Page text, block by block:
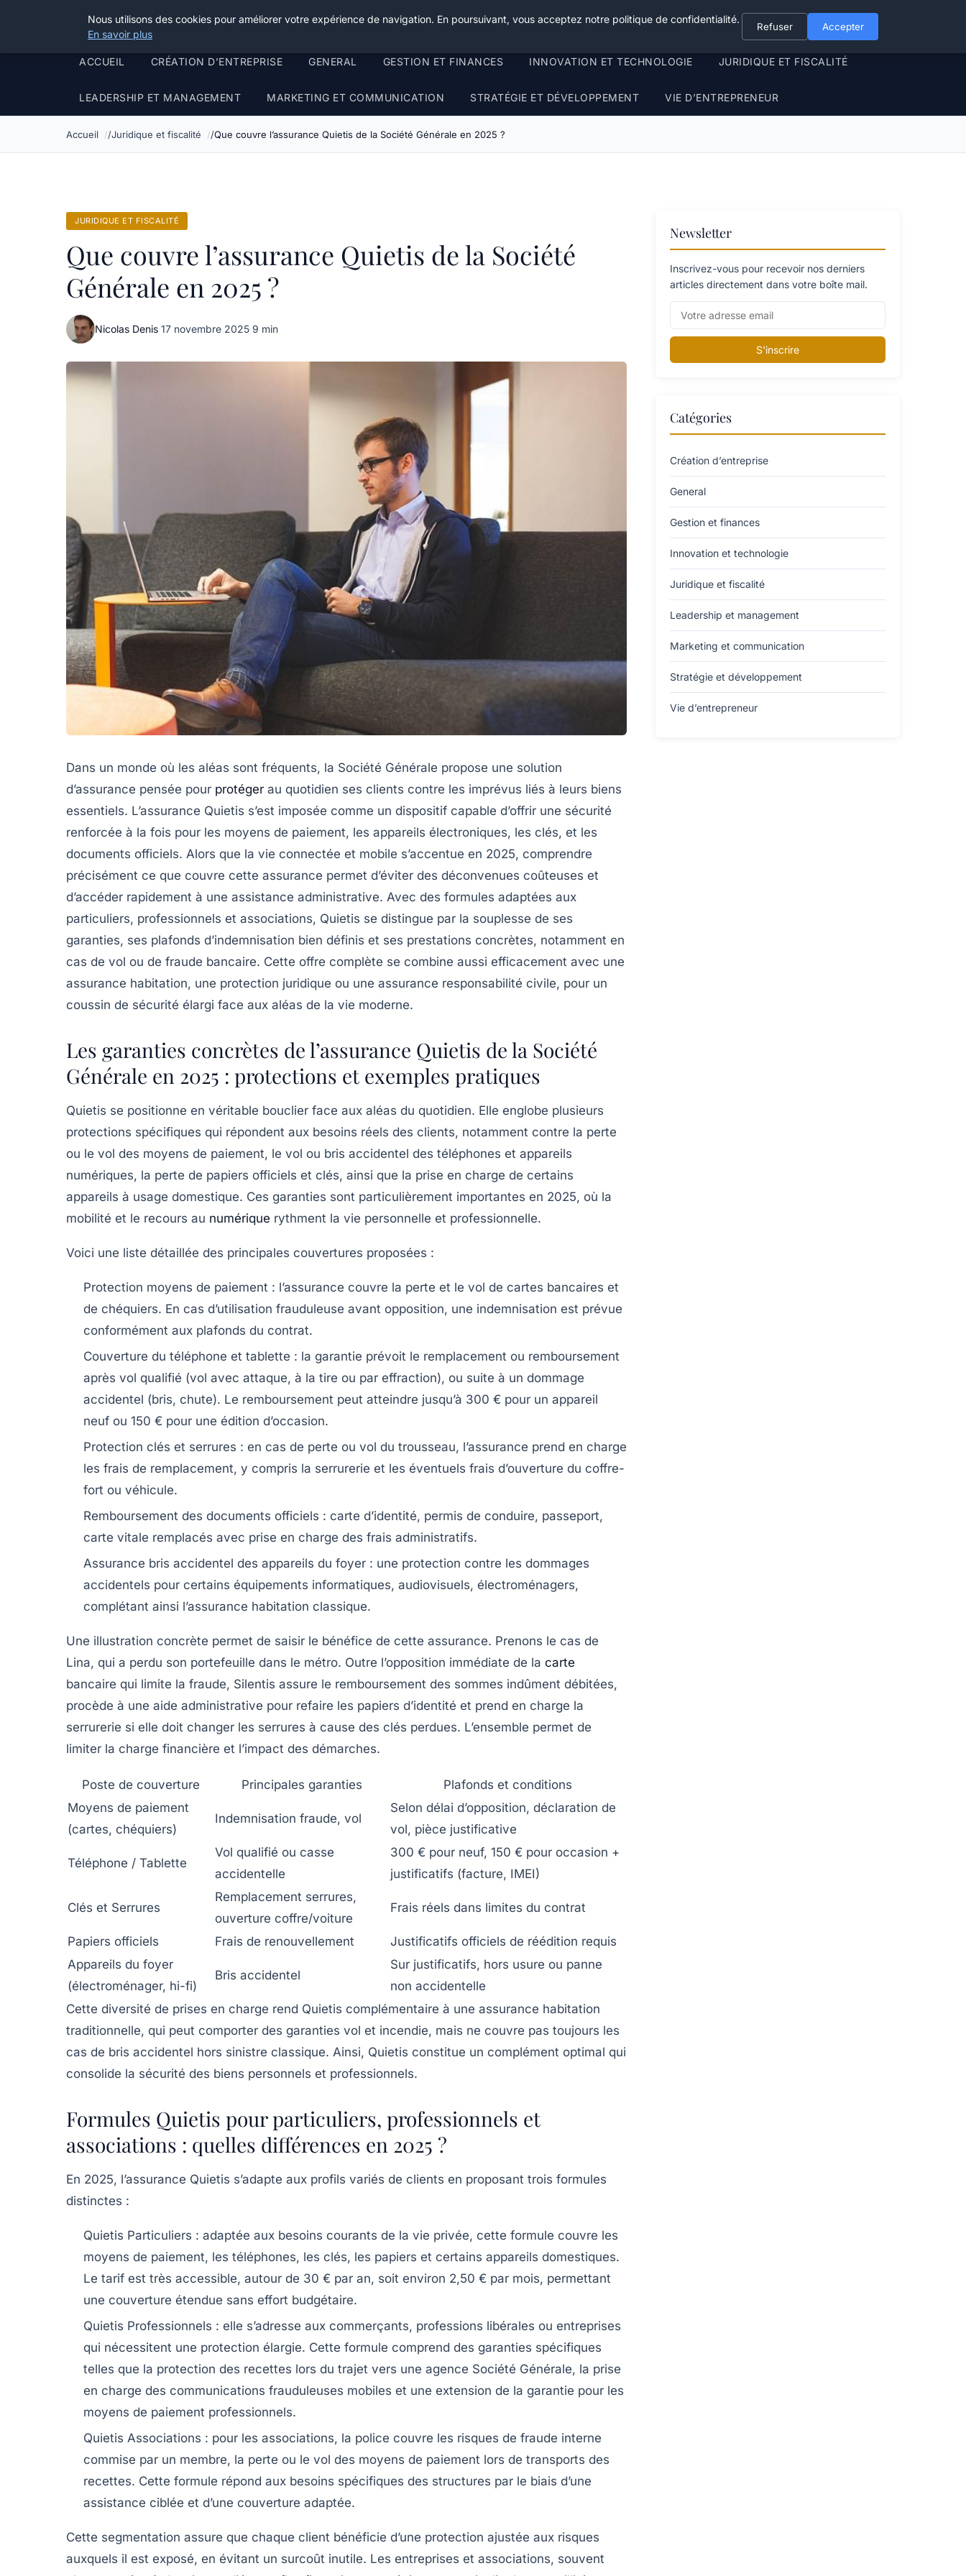
Grikoo
ACCUEIL CRÉATION D’ENTREPRISE GENERAL GESTION ET FINANCES INNOVATION ET TECHNOLOGIE JURIDIQUE ET FISCALITÉ
LEADERSHIP ET MANAGEMENT MARKETING ET COMMUNICATION STRATÉGIE ET DÉVELOPPEMENT VIE D’ENTREPRENEUR
Accueil Juridique et fiscalité Que couvre l’assurance Quietis de la Société Générale en 2025 ?
JURIDIQUE ET FISCALITÉ
Que couvre l’assurance Quietis de la Société
Générale en 2025 ?
Nicolas Denis·17 novembre 2025·9 min
Dans un monde où les aléas sont fréquents, la Société Générale propose une solution
d’assurance pensée pour protéger au quotidien ses clients contre les imprévus liés à leurs biens
essentiels. L’assurance Quietis s’est imposée comme un dispositif capable d’offrir une sécurité
renforcée à la fois pour les moyens de paiement, les appareils électroniques, les clés, et les
documents officiels. Alors que la vie connectée et mobile s’accentue en 2025, comprendre
précisément ce que couvre cette assurance permet d’éviter des déconvenues coûteuses et
d’accéder rapidement à une assistance administrative. Avec des formules adaptées aux
particuliers, professionnels et associations, Quietis se distingue par la souplesse de ses
garanties, ses plafonds d’indemnisation bien définis et ses prestations concrètes, notamment en
cas de vol ou de fraude bancaire. Cette offre complète se combine aussi efficacement avec une
assurance habitation, une protection juridique ou une assurance responsabilité civile, pour un
coussin de sécurité élargi face aux aléas de la vie moderne.
Les garanties concrètes de l’assurance Quietis de la Société
Générale en 2025 : protections et exemples pratiques
Quietis se positionne en véritable bouclier face aux aléas du quotidien. Elle englobe plusieurs
protections spécifiques qui répondent aux besoins réels des clients, notamment contre la perte
ou le vol des moyens de paiement, le vol ou bris accidentel des téléphones et appareils
numériques, la perte de papiers officiels et clés, ainsi que la prise en charge de certains
appareils à usage domestique. Ces garanties sont particulièrement importantes en 2025, où la
mobilité et le recours au numérique rythment la vie personnelle et professionnelle.
Voici une liste détaillée des principales couvertures proposées :
Protection moyens de paiement : l’assurance couvre la perte et le vol de cartes bancaires et
de chéquiers. En cas d’utilisation frauduleuse avant opposition, une indemnisation est prévue
conformément aux plafonds du contrat.
Couverture du téléphone et tablette : la garantie prévoit le remplacement ou remboursement
après vol qualifié (vol avec attaque, à la tire ou par effraction), ou suite à un dommage
accidentel (bris, chute). Le remboursement peut atteindre jusqu’à 300 € pour un appareil
neuf ou 150 € pour une édition d’occasion.
Protection clés et serrures : en cas de perte ou vol du trousseau, l’assurance prend en charge
les frais de remplacement, y compris la serrurerie et les éventuels frais d’ouverture du coffre-
fort ou véhicule.
Remboursement des documents officiels : carte d’identité, permis de conduire, passeport,
carte vitale remplacés avec prise en charge des frais administratifs.
Assurance bris accidentel des appareils du foyer : une protection contre les dommages
accidentels pour certains équipements informatiques, audiovisuels, électroménagers,
complétant ainsi l’assurance habitation classique.
Une illustration concrète permet de saisir le bénéfice de cette assurance. Prenons le cas de
Lina, qui a perdu son portefeuille dans le métro. Outre l’opposition immédiate de la carte
bancaire qui limite la fraude, Silentis assure le remboursement des sommes indûment débitées,
procède à une aide administrative pour refaire les papiers d’identité et prend en charge la
serrurerie si elle doit changer les serrures à cause des clés perdues. L’ensemble permet de
limiter la charge financière et l’impact des démarches.
Poste de couverture Principales garanties
Plafonds et conditions
Moyens de paiement
(cartes, chéquiers)
Indemnisation fraude, vol
Selon délai d’opposition, déclaration de
vol, pièce justificative
Téléphone / Tablette
Vol qualifié ou casse
accidentelle
300 € pour neuf, 150 € pour occasion +
justificatifs (facture, IMEI)
Clés et Serrures
Remplacement serrures,
ouverture coffre/voiture
Frais réels dans limites du contrat
Papiers officiels Frais de renouvellement
Justificatifs officiels de réédition requis
Appareils du foyer
(électroménager, hi-fi)
Bris accidentel
Sur justificatifs, hors usure ou panne
non accidentelle
Cette diversité de prises en charge rend Quietis complémentaire à une assurance habitation
traditionnelle, qui peut comporter des garanties vol et incendie, mais ne couvre pas toujours les
cas de bris accidentel hors sinistre classique. Ainsi, Quietis constitue un complément optimal qui
consolide la sécurité des biens personnels et professionnels.
Formules Quietis pour particuliers, professionnels et
associations : quelles différences en 2025 ?
En 2025, l’assurance Quietis s’adapte aux profils variés de clients en proposant trois formules
distinctes :
Quietis Particuliers : adaptée aux besoins courants de la vie privée, cette formule couvre les
moyens de paiement, les téléphones, les clés, les papiers et certains appareils domestiques.
Le tarif est très accessible, autour de 30 € par an, soit environ 2,50 € par mois, permettant
une couverture étendue sans effort budgétaire.
Quietis Professionnels : elle s’adresse aux commerçants, professions libérales ou entreprises
qui nécessitent une protection élargie. Cette formule comprend des garanties spécifiques
telles que la protection des recettes lors du trajet vers une agence Société Générale, la prise
en charge des communications frauduleuses mobiles et une extension de la garantie pour les
moyens de paiement professionnels.
Quietis Associations : pour les associations, la police couvre les risques de fraude interne
commise par un membre, la perte ou le vol des moyens de paiement lors de transports des
recettes. Cette formule répond aux besoins spécifiques des structures par le biais d’une
assistance ciblée et d’une couverture adaptée.
Cette segmentation assure que chaque client bénéficie d’une protection ajustée aux risques
auxquels il est exposé, en évitant un surcoût inutile. Les entreprises et associations, souvent
Newsletter
Inscrivez-vous pour recevoir nos derniers
articles directement dans votre boîte mail.
S'inscrire
Catégories
Création d’entreprise
General
Gestion et finances
Innovation et technologie
Juridique et fiscalité
Leadership et management
Marketing et communication
Stratégie et développement
Vie d’entrepreneur
Nous utilisons des cookies pour améliorer votre expérience de navigation. En poursuivant, vous acceptez notre politique de confidentialité.
En savoir plus
Refuser Accepter